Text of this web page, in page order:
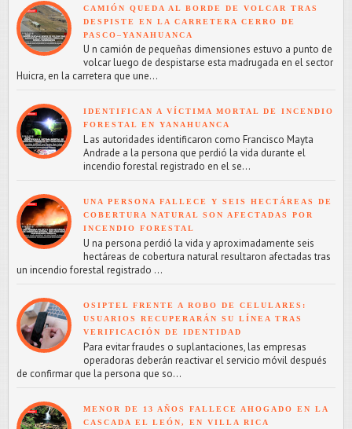
CAMIÓN QUEDA AL BORDE DE VOLCAR TRAS
DESPISTE EN LA CARRETERA CERRO DE
PASCO–YANAHUANCA
U n camión de pequeñas dimensiones estuvo a punto de
volcar luego de despistarse esta madrugada en el sector
Huicra, en la carretera que une...
IDENTIFICAN A VÍCTIMA MORTAL DE INCENDIO
FORESTAL EN YANAHUANCA
L as autoridades identificaron como Francisco Mayta
Andrade a la persona que perdió la vida durante el
incendio forestal registrado en el se...
UNA PERSONA FALLECE Y SEIS HECTÁREAS DE
COBERTURA NATURAL SON AFECTADAS POR
INCENDIO FORESTAL
U na persona perdió la vida y aproximadamente seis
hectáreas de cobertura natural resultaron afectadas tras
un incendio forestal registrado ...
OSIPTEL FRENTE A ROBO DE CELULARES:
USUARIOS RECUPERARÁN SU LÍNEA TRAS
VERIFICACIÓN DE IDENTIDAD
Para evitar fraudes o suplantaciones, las empresas
operadoras deberán reactivar el servicio móvil después
de confirmar que la persona que so...
MENOR DE 13 AÑOS FALLECE AHOGADO EN LA
CASCADA EL LEÓN, EN VILLA RICA